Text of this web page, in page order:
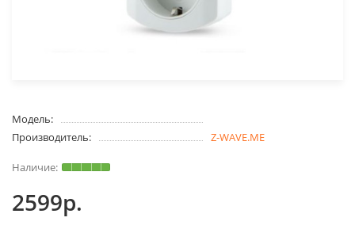
Модель:
Производитель:
Z-WAVE.ME
2599р.